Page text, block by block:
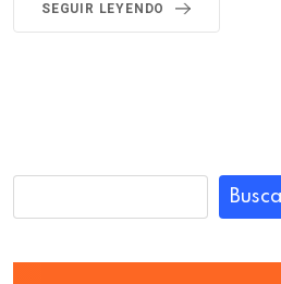
SEGUIR LEYENDO